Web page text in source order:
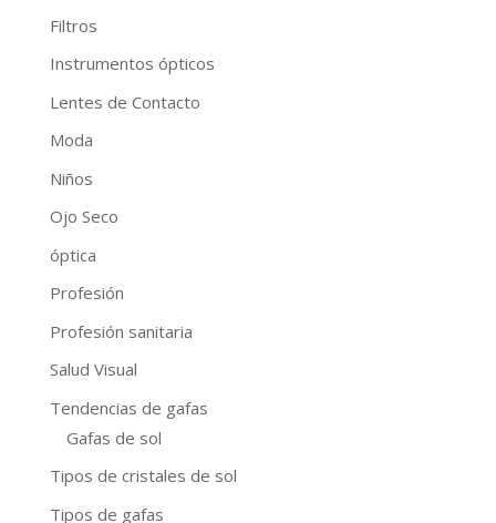
Filtros
Instrumentos ópticos
Lentes de Contacto
Moda
Niños
Ojo Seco
óptica
Profesión
Profesión sanitaria
Salud Visual
Tendencias de gafas
Gafas de sol
Tipos de cristales de sol
Tipos de gafas